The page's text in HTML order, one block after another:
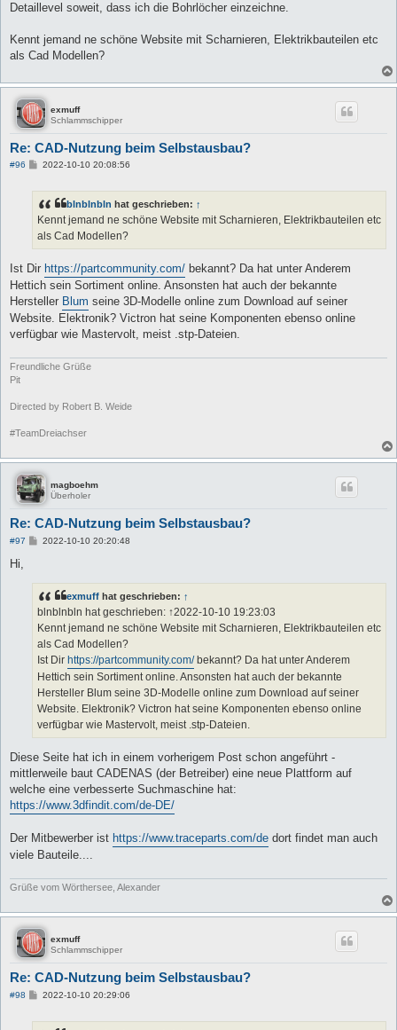
Detaillevel soweit, dass ich die Bohrlöcher einzeichne.
Kennt jemand ne schöne Website mit Scharnieren, Elektrikbauteilen etc
als Cad Modellen?
exmuff
Schlammschipper
Re: CAD-Nutzung beim Selbstausbau?
#96
B
r
a
2022-10-10 20:08:56
blnblnbln hat geschrieben: ↑
Kennt jemand ne schöne Website mit Scharnieren, Elektrikbauteilen etc
als Cad Modellen?
Ist Dir https://partcommunity.com/ bekannt? Da hat unter Anderem
Hettich sein Sortiment online. Ansonsten hat auch der bekannte
Hersteller Blum seine 3D-Modelle online zum Download auf seiner
Website. Elektronik? Victron hat seine Komponenten ebenso online
verfügbar wie Mastervolt, meist .stp-Dateien.
Freundliche Grüße
Pit
Directed by Robert B. Weide
#TeamDreiachser
magboehm
Überholer
Re: CAD-Nutzung beim Selbstausbau?
#97
B
r
a
g
2022-10-10 20:20:48
Hi,
exmuff hat geschrieben: ↑
blnblnbln hat geschrieben: ↑2022-10-10 19:23:03
Kennt jemand ne schöne Website mit Scharnieren, Elektrikbauteilen etc
als Cad Modellen?
Ist Dir https://partcommunity.com/bekannt? Da hat unter Anderem
Hettich sein Sortiment online. Ansonsten hat auch der bekannte
Hersteller Blum seine 3D-Modelle online zum Download auf seiner
Website. Elektronik? Victron hat seine Komponenten ebenso online
verfügbar wie Mastervolt, meist .stp-Dateien.
Diese Seite hat ich in einem vorherigem Post schon angeführt -
mittlerweile baut CADENAS (der Betreiber) eine neue Plattform auf
welche eine verbesserte Suchmaschine hat:
https://www.3dfindit.com/de-DE/
Der Mitbewerber ist https://www.traceparts.com/de dort findet man auch
viele Bauteile....
Grüße vom Wörthersee, Alexander
exmuff
Schlammschipper
Re: CAD-Nutzung beim Selbstausbau?
#98
B2022-10-10 20:29:06